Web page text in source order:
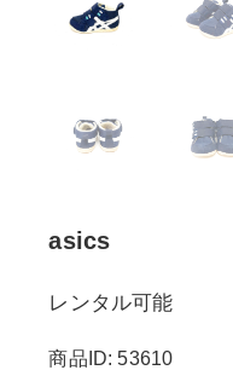
asics
レンタル可能
商品ID: 53610